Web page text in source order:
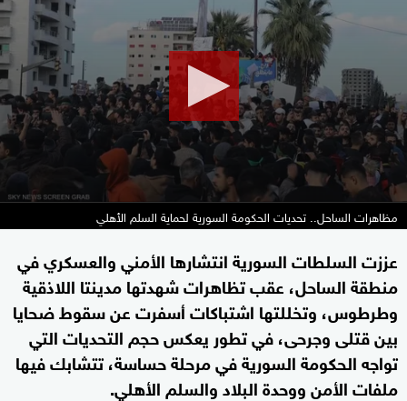
of
2
minutes,
11
seconds
مظاهرات الساحل.. تحديات الحكومة السورية لحماية السلم الأهلي
عززت السلطات السورية انتشارها الأمني والعسكري في
منطقة الساحل، عقب تظاهرات شهدتها مدينتا اللاذقية
وطرطوس، وتخللتها اشتباكات أسفرت عن سقوط ضحايا
بين قتلى وجرحى، في تطور يعكس حجم التحديات التي
تواجه الحكومة السورية في مرحلة حساسة، تتشابك فيها
ملفات الأمن ووحدة البلاد والسلم الأهلي.